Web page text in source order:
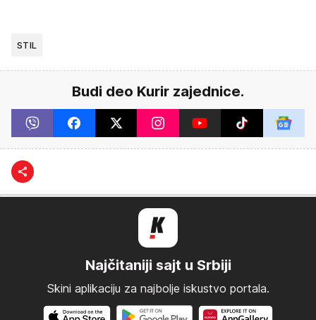
STIL
Budi deo Kurir zajednice.
Najčitaniji sajt u Srbiji
Skini aplikaciju za najbolje iskustvo portala.